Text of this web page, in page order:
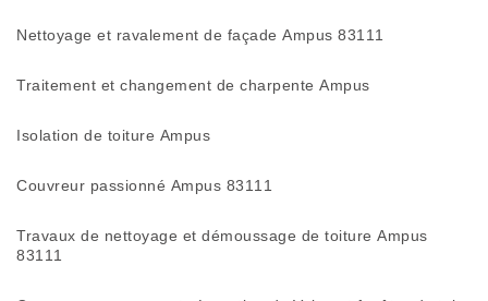
Nettoyage et ravalement de façade Ampus 83111
Traitement et changement de charpente Ampus
Isolation de toiture Ampus
Couvreur passionné Ampus 83111
Travaux de nettoyage et démoussage de toiture Ampus
83111